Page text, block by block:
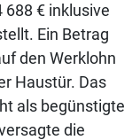
€ inklusive
Ein Betrag
den Werklohn
Haustür. Das
als begünstigte
die